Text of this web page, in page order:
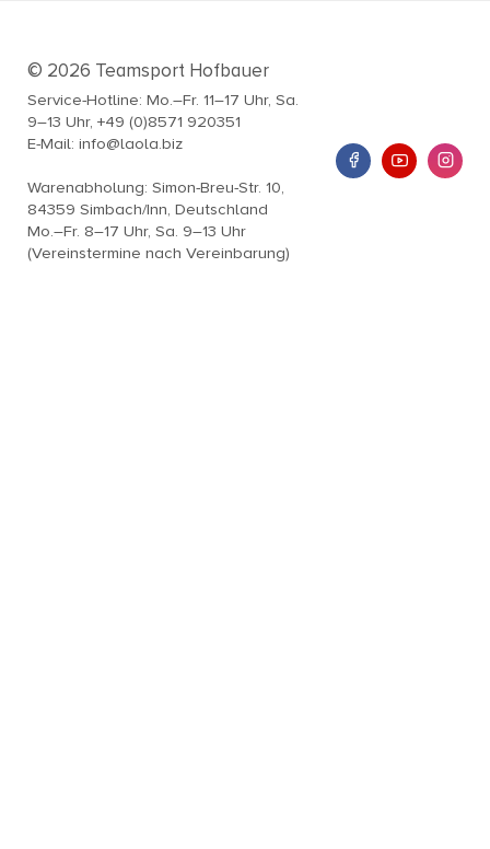
© 2026 Teamsport Hofbauer
Service-Hotline: Mo.–Fr. 11–17 Uhr, Sa.
9–13 Uhr, +49 (0)8571 920351
E-Mail: info@laola.biz
Warenabholung: Simon-Breu-Str. 10,
84359 Simbach/Inn, Deutschland
Mo.–Fr. 8–17 Uhr, Sa. 9–13 Uhr
(Vereinstermine nach Vereinbarung)